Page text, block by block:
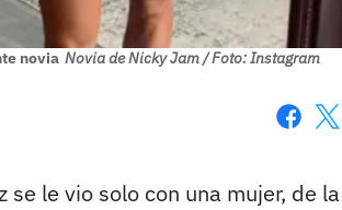
novia Novia de Nicky Jam / Foto: Instagram
le vio solo con una mujer, de